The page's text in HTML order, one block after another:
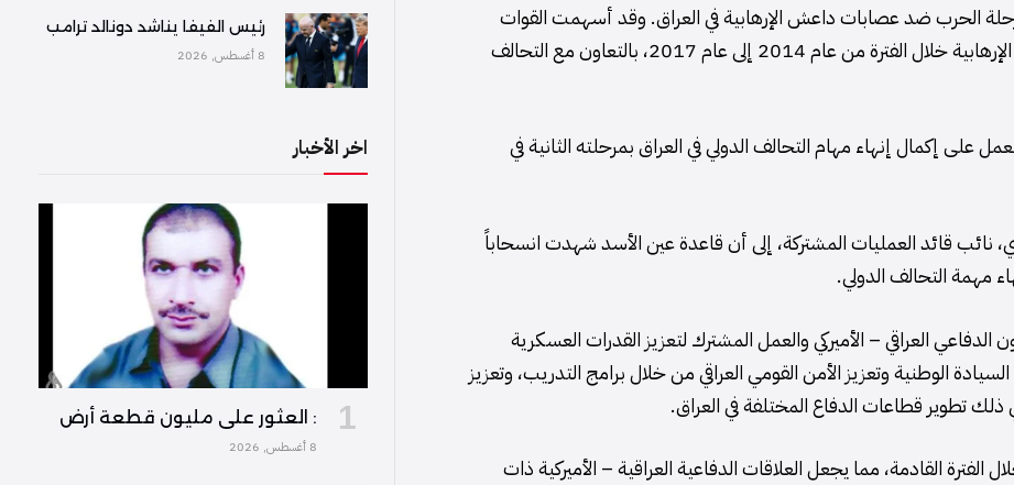
الحرب ضد عصابات داعش الإرهابية في العراق. وقد أسهمت القوات
المسلحة العراقية بشكل كبير في هزيمة هذه الجماعات الإرهابية خلال الفترة من عام 2014 إلى عام 2017، بالتعاون مع التحالف
إكمال إنهاء مهام التحالف الدولي في العراق بمرحلته الثانية في
نائب قائد العمليات المشتركة، إلى أن قاعدة عين الأسد شهدت انسحاباً
مهمة التحالف الدولي.
العراقي – الأميركي والعمل المشترك لتعزيز القدرات العسكرية
الوطنية وتعزيز الأمن القومي العراقي من خلال برامج التدريب، وتعزيز
ذلك تطوير قطاعات الدفاع المختلفة في العراق.
القادمة، مما يجعل العلاقات الدفاعية العراقية – الأميركية ذات
رئيس الفيفا يناشد دونالد ترامب
8 أغسطس, 2026
اخر الأخبار
: العثور على مليون قطعة أرض
8 أغسطس, 2026